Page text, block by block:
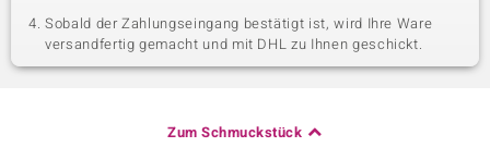
Sobald der Zahlungseingang bestätigt ist, wird Ihre Ware
versandfertig gemacht und mit DHL zu Ihnen geschickt.
Zum Schmuckstück